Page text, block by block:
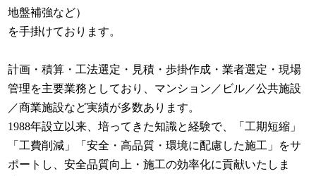
地盤補強など）
を手掛けております。
計画・積算・工法選定・見積・歩掛作成・業者選定・現場
管理を主要業務としており、マンション／ビル／公共施設
／商業施設など実績が多数あります。
1988年設立以来、培ってきた知識と経験で、「工期短縮」
「工費削減」「安全・高品質・環境に配慮した施工」をサ
ポートし、安全品質向上・施工の効率化に貢献いたしま